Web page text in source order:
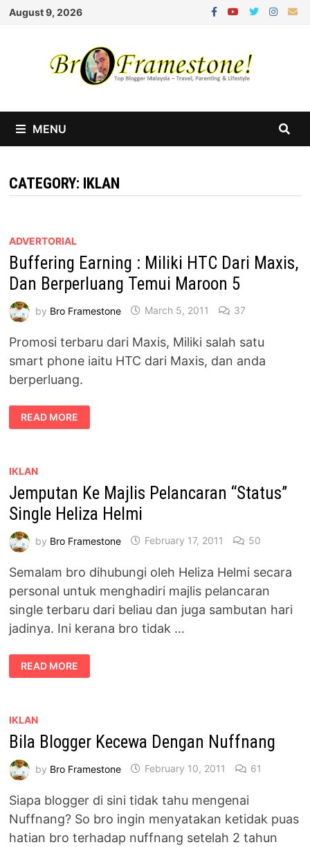
Skip
August 9, 2026
MENU
CATEGORY: IKLAN
ADVERTORIAL
Buffering Earning : Miliki HTC Dari Maxis,
Dan Berperluang Temui Maroon 5
by Bro Framestone March 5, 2011 37
Promosi terbaru dari Maxis, Miliki salah satu
smart phone iaitu HTC dari Maxis, dan anda
berperluang.
BUFFERING
EARNING
:
MAXIS,
BERPERLUANG
TEMUI
MAROON
5
READ MORE
IKLAN
Jemputan Ke Majlis Pelancaran “Status”
Single Heliza Helmi
by Bro Framestone February 17, 2011 50
Semalam bro dihubungi oleh Heliza Helmi secara
personal untuk menghadiri majlis pelancaran
single terbaru dari beliau dan juga sambutan hari
jadinya. Ini kerana bro tidak …
JEMPUTAN
KE
MAJLIS
HELIZA
READ MORE
IKLAN
Bila Blogger Kecewa Dengan Nuffnang
by Bro Framestone February 10, 2011 61
Siapa blogger di sini tidak tahu mengenai
Nuffnang? So bro ingin menyatakan ketidak puas
hatian bro terhadap nuffnang setelah 2 tahun